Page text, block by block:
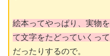
絵本ってやっぱり、実物
て文字をたどっていくっ
だったりするので。